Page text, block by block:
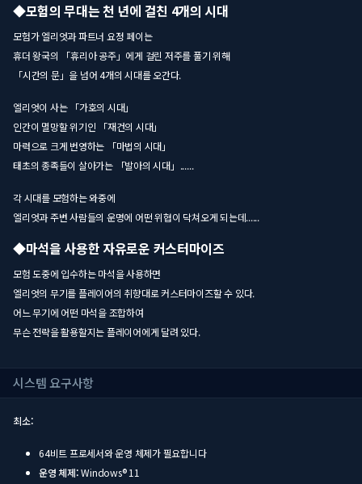
◆모험의 무대는 천 년에 걸친 4개의 시대
모험가 엘리엇과 파트너 요정 페이는
휴더 왕국의 「휴리아 공주」에게 걸린 저주를 풀기 위해
「시간의 문」을 넘어 4개의 시대를 오간다.
엘리엇이 사는 「가호의 시대」
인간이 멸망할 위기인 「재건의 시대」
마력으로 크게 번영하는 「마법의 시대」
태초의 종족들이 살아가는 「발아의 시대」......
각 시대를 모험하는 와중에
엘리엇과 주변 사람들의 운명에 어떤 위협이 닥쳐오게 되는데......
◆마석을 사용한 자유로운 커스터마이즈
모험 도중에 입수하는 마석을 사용하면
엘리엇의 무기를 플레이어의 취향대로 커스터마이즈할 수 있다.
어느 무기에 어떤 마석을 조합하여
무슨 전략을 활용할지는 플레이어에게 달려 있다.
시스템 요구사항
최소:
64비트 프로세서와 운영 체제가 필요합니다
운영 체제:Windows® 11